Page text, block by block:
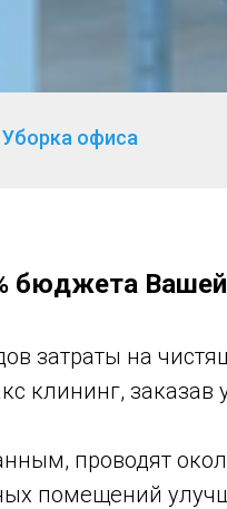
Уборка офиса
бюджета Вашей
затраты на
клининг, заказав
проводят
помещений